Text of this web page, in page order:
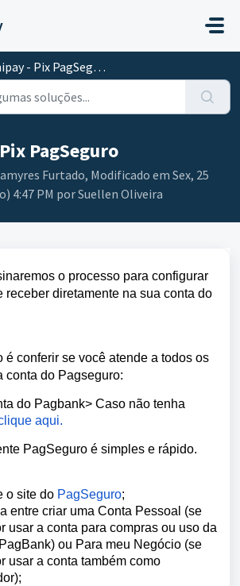
- Pix PagSeguro
PagSeguro
Furtado, Modificado em Sex, 25
4:47 PM por Suellen Oliveira
o processo para configurar
receber diretamente na sua conta do
é conferir se você atende a todos os
conta do Pagseguro:
do Pagbank> Caso não tenha
aqui.
PagSeguro é simples e rápido.
o site do PagSeguro;
entre criar uma Conta Pessoal (se
usar a conta para compras ou uso da
ou Para meu Negócio (se
usar a conta também como